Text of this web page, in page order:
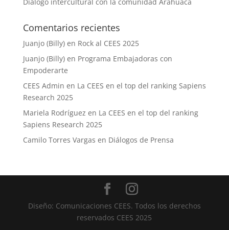
Comentarios recientes
Juanjo (Billy)en Rock al CEES 2025
Juanjo (Billy)en Programa Embajadoras con
Empoderarte
CEES Admin en La CEES en el top del ranking Sapiens
Research 2025
Mariela Rodríguez en La CEES en el top del ranking
Sapiens Research 2025
Camilo Torres Vargas en Diálogos de Prensa
Diseño: Comunicaciones CEES. Todos los derechos
reservados CEES 2025